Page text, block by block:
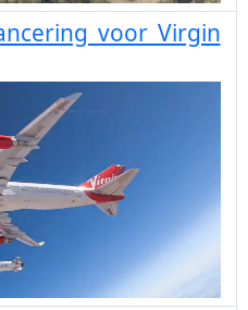
voor Virgin